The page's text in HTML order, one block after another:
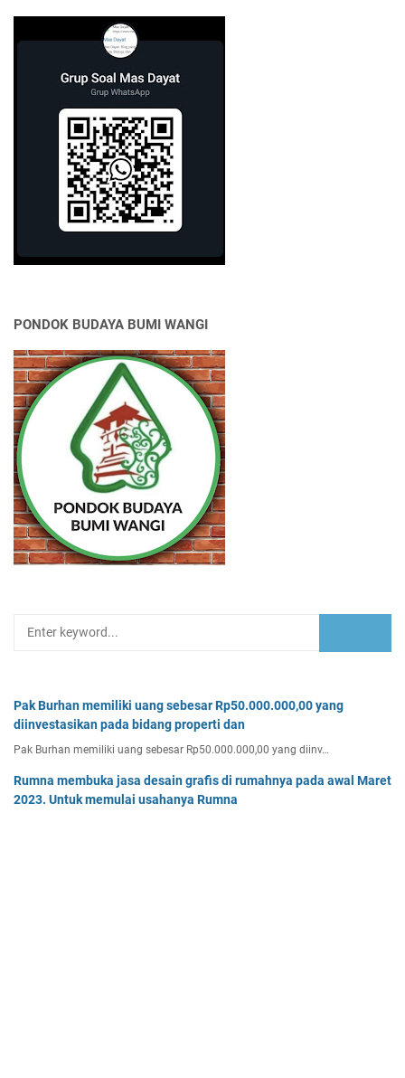
PONDOK BUDAYA BUMI WANGI
Pak Burhan memiliki uang sebesar Rp50.000.000,00 yang
diinvestasikan pada bidang properti dan
Pak Burhan memiliki uang sebesar Rp50.000.000,00 yang diinv…
Rumna membuka jasa desain grafis di rumahnya pada awal Maret
2023. Untuk memulai usahanya Rumna